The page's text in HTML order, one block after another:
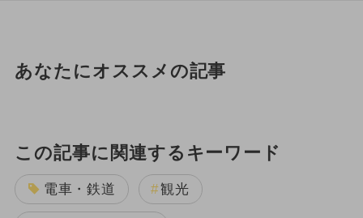
あなたにオススメの記事
この記事に関連するキーワード
電車・鉄道 観光